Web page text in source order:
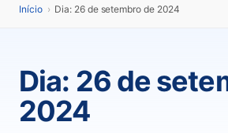
Início › Dia: 26 de setembro de 2024
Dia: 26 de
2024